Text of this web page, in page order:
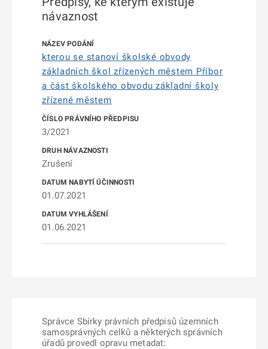
návaznost
kterou se stanoví školské obvody
základních škol zřízených městem Příbor
a část školského obvodu základní školy
zřízené městem
3/2021
Zrušení
01.07.2021
01.06.2021
Správce Sbírky právních předpisů územních
samosprávných celků a některých správních
úřadů provedl opravu metadat: